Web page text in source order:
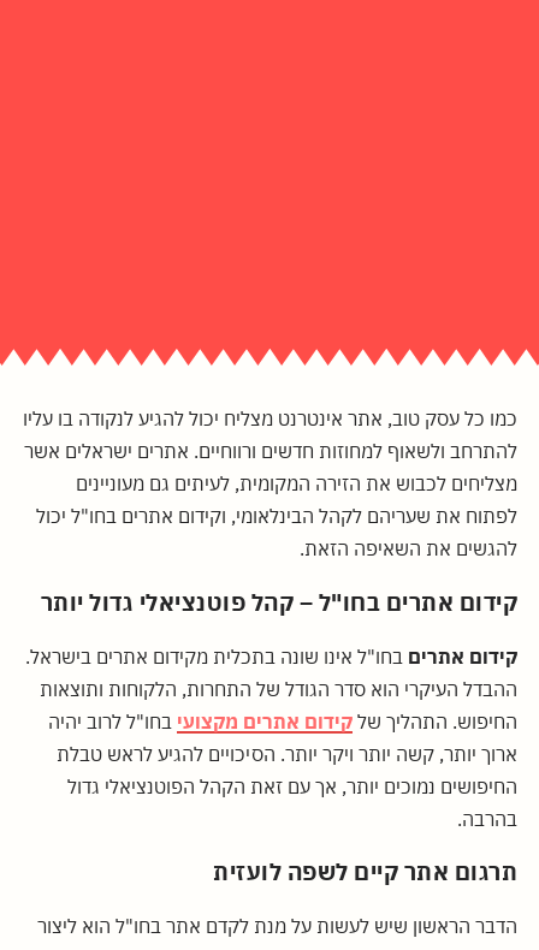
כמו כל עסק טוב, אתר אינטרנט מצליח יכול להגיע לנקודה בו עליו
להתרחב ולשאוף למחוזות חדשים ורווחיים. אתרים ישראלים אשר
מצליחים לכבוש את הזירה המקומית, לעיתים גם מעוניינים
לפתוח את שעריהם לקהל הבינלאומי, וקידום אתרים בחו"ל יכול
להגשים את השאיפה הזאת.
קידום אתרים בחו"ל – קהל פוטנציאלי גדול יותר
קידום אתרים בחו"ל אינו שונה בתכלית מקידום אתרים בישראל.
ההבדל העיקרי הוא סדר הגודל של התחרות, הלקוחות ותוצאות
החיפוש. התהליך של קידום אתרים מקצועי בחו"ל לרוב יהיה
ארוך יותר, קשה יותר ויקר יותר. הסיכויים להגיע לראש טבלת
החיפושים נמוכים יותר, אך עם זאת הקהל הפוטנציאלי גדול
בהרבה.
תרגום אתר קיים לשפה לועזית
הדבר הראשון שיש לעשות על מנת לקדם אתר בחו"ל הוא ליצור